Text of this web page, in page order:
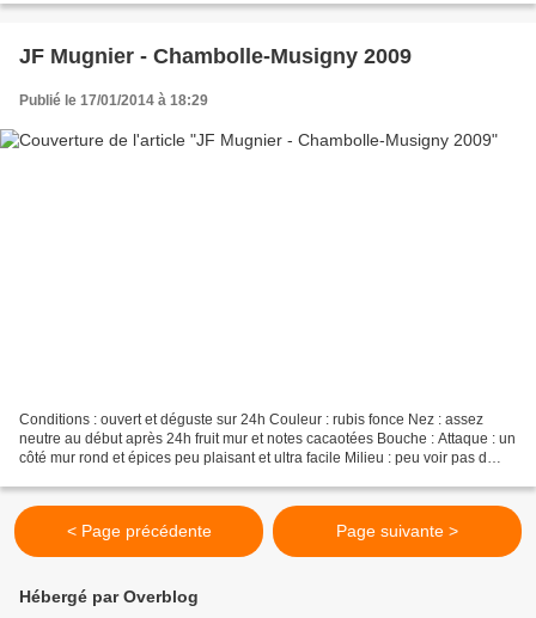
JF Mugnier - Chambolle-Musigny 2009
Publié le 17/01/2014 à 18:29
Conditions : ouvert et déguste sur 24h Couleur : rubis fonce Nez : assez
neutre au début après 24h fruit mur et notes cacaotées Bouche : Attaque : un
côté mur rond et épices peu plaisant et ultra facile Milieu : peu voir pas d
< Page précédente Page suivante >
Hébergé par Overblog